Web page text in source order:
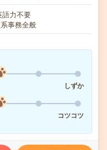
語力不要
事務全般
しずか
コツコツ